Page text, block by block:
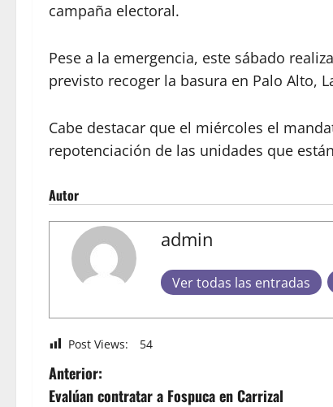
campaña electoral.
Pese a la emergencia, este sábado
previsto recoger la basura en Palo Alto,
Cabe destacar que el miércoles el
repotenciación de las unidades que
Autor
admin
Ver todas las entradas
Post Views: 54
Anterior:
Evalúan contratar a Fospuca en Carrizal